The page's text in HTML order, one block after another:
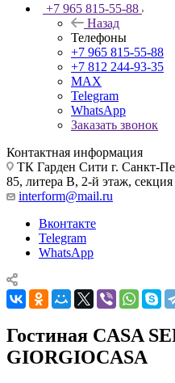
+7 965 815-55-88
Назад
Телефоны
+7 965 815-55-88
+7 812 244-93-35
MAX
Telegram
WhatsApp
Заказать звонок
Контактная информация
ТК Гарден Сити г. Санкт-
85, литера В, 2-й этаж,
interform@mail.ru
Вконтакте
Telegram
WhatsApp
Гостиная CASA
GIORGIOCASA